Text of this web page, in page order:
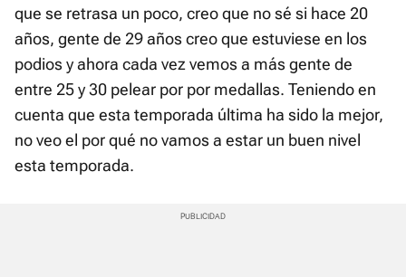
que se retrasa un poco, creo que no sé si hace 20
años, gente de 29 años creo que estuviese en los
podios y ahora cada vez vemos a más gente de
entre 25 y 30 pelear por por medallas. Teniendo en
cuenta que esta temporada última ha sido la mejor,
no veo el por qué no vamos a estar un buen nivel
esta temporada.